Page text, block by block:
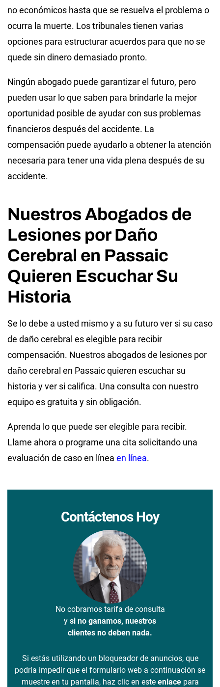
no económicos hasta que se resuelva el problema o
ocurra la muerte. Los tribunales tienen varias
opciones para estructurar acuerdos para que no se
quede sin dinero demasiado pronto.
Ningún abogado puede garantizar el futuro, pero
pueden usar lo que saben para brindarle la mejor
oportunidad posible de ayudar con sus problemas
financieros después del accidente. La
compensación puede ayudarlo a obtener la atención
necesaria para tener una vida plena después de su
accidente.
Nuestros Abogados de
Lesiones por Daño
Cerebral en Passaic
Quieren Escuchar Su
Historia
Se lo debe a usted mismo y a su futuro ver si su caso
de daño cerebral es elegible para recibir
compensación. Nuestros abogados de lesiones por
daño cerebral en Passaic quieren escuchar su
historia y ver si califica. Una consulta con nuestro
equipo es gratuita y sin obligación.
Aprenda lo que puede ser elegible para recibir.
Llame ahora o programe una cita solicitando una
evaluación de caso en línea en línea.
Contáctenos Hoy
No cobramos tarifa de consulta
y si no ganamos, nuestros
clientes no deben nada.
Si estás utilizando un bloqueador de anuncios, que
podría impedir que el formulario web a continuación se
muestre en tu pantalla, haz clic en este enlacepara